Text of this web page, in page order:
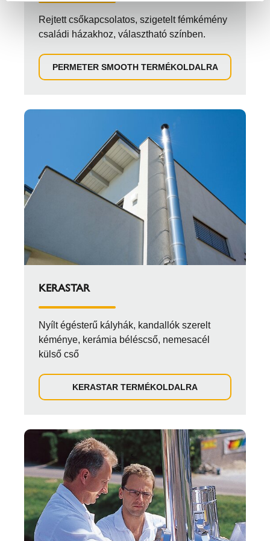
Rejtett csőkapcsolatos, szigetelt fémkémény
családi házakhoz, választható színben.
PERMETER SMOOTH TERMÉKOLDALRA
KERASTAR
Nyílt égésterű kályhák, kandallók szerelt
kéménye, kerámia béléscső, nemesacél
külső cső
KERASTAR TERMÉKOLDALRA